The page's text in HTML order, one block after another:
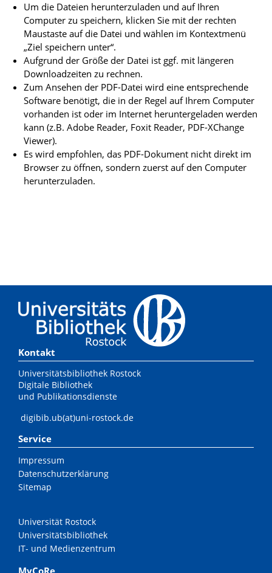
Um die Dateien herunterzuladen und auf Ihren
Computer zu speichern, klicken Sie mit der rechten
Maustaste auf die Datei und wählen im Kontextmenü
„Ziel speichern unter“.
Aufgrund der Größe der Datei ist ggf. mit längeren
Downloadzeiten zu rechnen.
Zum Ansehen der PDF-Datei wird eine entsprechende
Software benötigt, die in der Regel auf Ihrem Computer
vorhanden ist oder im Internet heruntergeladen werden
kann (z.B. Adobe Reader, Foxit Reader, PDF-XChange
Viewer).
Es wird empfohlen, das PDF-Dokument nicht direkt im
Browser zu öffnen, sondern zuerst auf den Computer
herunterzuladen.
Kontakt
Universitätsbibliothek Rostock
Digitale Bibliothek
und Publikationsdienste
digibib.ub(at)uni-rostock.de
Service
Impressum
Datenschutzerklärung
Sitemap
Universität Rostock
Universitätsbibliothek
IT- und Medienzentrum
MyCoRe